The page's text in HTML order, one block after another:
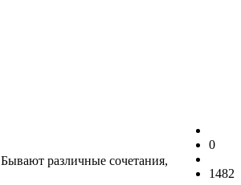
0
1482
различные сочетания,